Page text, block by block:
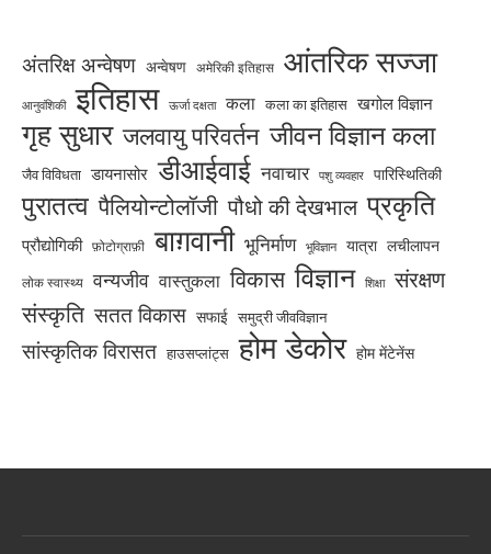
अंतरिक्ष अन्वेषण अन्वेषण अमेरिकी इतिहास आंतरिक सज्जा
आनुवंशिकी इतिहास ऊर्जा दक्षता कला कला का इतिहास खगोल विज्ञान
गृह सुधार जलवायु परिवर्तन जीवन विज्ञान कला
जैव विविधता डायनासोर डीआईवाई नवाचार पशु व्यवहार पारिस्थितिकी
पुरातत्व पैलियोन्टोलॉजी पौधो की देखभाल प्रकृति
प्रौद्योगिकी फ़ोटोग्राफ़ी बाग़वानी भूनिर्माण भूविज्ञान यात्रा लचीलापन
लोक स्वास्थ्य वन्यजीव वास्तुकला विकास विज्ञान शिक्षा
संरक्षण
संस्कृति सतत विकास सफाई समुद्री जीवविज्ञान
सांस्कृतिक विरासत हाउसप्लांट्स होम डेकोर होम मेंटेनेंस